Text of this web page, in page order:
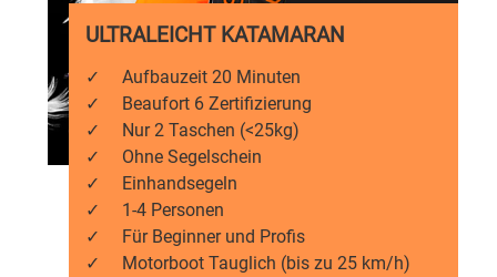
ULTRALEICHT KATAMARAN
✓
Aufbauzeit 20 Minuten
✓
Beaufort 6 Zertifizierung
✓
Nur 2 Taschen (<25kg)
✓
Ohne Segelschein
✓
Einhandsegeln
✓
1-4 Personen
✓
Für Beginner und Profis
✓
Motorboot Tauglich (bis zu 25 km/h)